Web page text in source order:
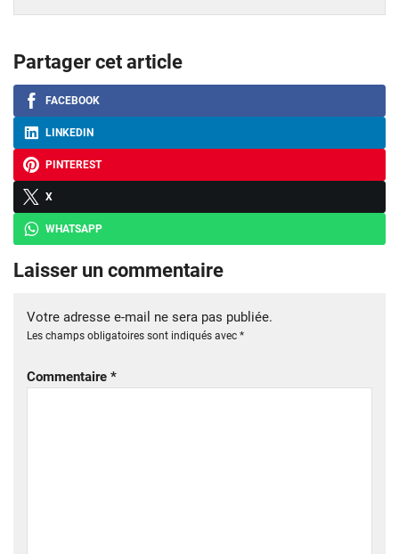
Partager cet article
FACEBOOK
LINKEDIN
PINTEREST
X
WHATSAPP
Laisser un commentaire
Votre adresse e-mail ne sera pas publiée.
Les champs obligatoires sont indiqués avec *
Commentaire *